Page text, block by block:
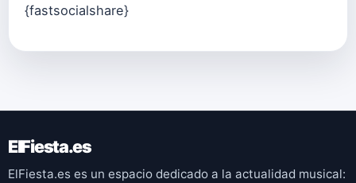
{fastsocialshare}
ElFiesta.es
ElFiesta.es es un espacio dedicado a la actualidad musical: